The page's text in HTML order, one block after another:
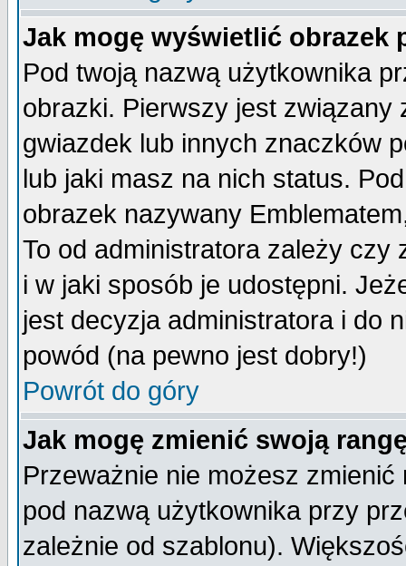
Jak mogę wyświetlić obrazek
Pod twoją nazwą użytkownika
obrazki. Pierwszy jest
gwiazdek lub innych znaczków
lub jaki masz na nich status.
obrazek nazywany
To od administratora zależy czy
i w jaki sposób je udostępni.
jest decyzja administratora i do
powód (na pewno jest dobry!)
Powrót do góry
Jak mogę zmienić swoją
Przeważnie nie możesz
pod nazwą użytkownika przy
zależnie od szablonu).